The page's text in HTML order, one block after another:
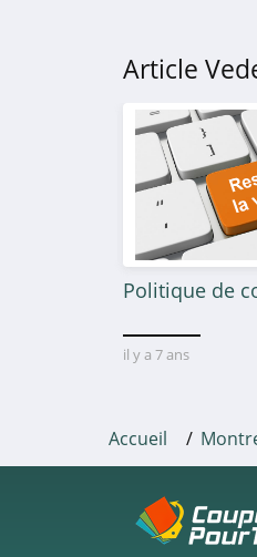
Article
Politique de
il y a 7 ans
Accueil